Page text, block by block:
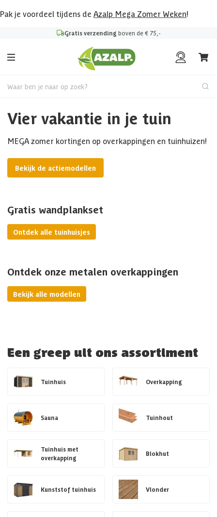
Pak je voordeel tijdens de Azalp Mega Zomer Weken!
Gratis verzending boven de € 75,-
Waar ben je naar op zoek?
Vier vakantie in je tuin
MEGA zomer kortingen op overkappingen en tuinhuizen!
Bekijk de actiemodellen
Gratis wandplankset
Ontdek alle tuinhuisjes
Ontdek onze metalen overkappingen
Bekijk alle modellen
Een greep uit ons assortiment
Tuinhuis Overkapping
Sauna Tuinhout
Tuinhuis met
overkapping
Blokhut
Kunststof tuinhuis Vlonder